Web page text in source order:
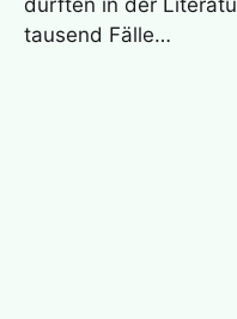
dürften in der
tausend Fälle…